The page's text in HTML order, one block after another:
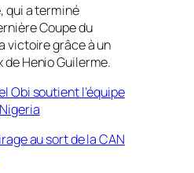
qui a terminé
Coupe du
victoire grâce à un
Henio Guilerme.
Obi soutient l’équipe
au sort de la CAN